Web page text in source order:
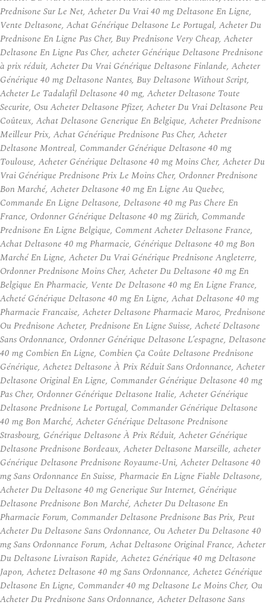
Prednisone Sur Le Net, Acheter Du Vrai 40 mg Deltasone En Ligne,
Vente Deltasone, Achat Générique Deltasone Le Portugal, Acheter Du
Prednisone En Ligne Pas Cher, Buy Prednisone Very Cheap, Acheter
Deltasone En Ligne Pas Cher, acheter Générique Deltasone Prednisone
à prix réduit, Acheter Du Vrai Générique Deltasone Finlande, Acheter
Générique 40 mg Deltasone Nantes, Buy Deltasone Without Script,
Acheter Le Tadalafil Deltasone 40 mg, Acheter Deltasone Toute
Securite, Osu Acheter Deltasone Pfizer, Acheter Du Vrai Deltasone Peu
Coûteux, Achat Deltasone Generique En Belgique, Acheter Prednisone
Meilleur Prix, Achat Générique Prednisone Pas Cher, Acheter
Deltasone Montreal, Commander Générique Deltasone 40 mg
Toulouse, Acheter Générique Deltasone 40 mg Moins Cher, Acheter Du
Vrai Générique Prednisone Prix Le Moins Cher, Ordonner Prednisone
Bon Marché, Acheter Deltasone 40 mg En Ligne Au Quebec,
Commande En Ligne Deltasone, Deltasone 40 mg Pas Chere En
France, Ordonner Générique Deltasone 40 mg Zürich, Commande
Prednisone En Ligne Belgique, Comment Acheter Deltasone France,
Achat Deltasone 40 mg Pharmacie, Générique Deltasone 40 mg Bon
Marché En Ligne, Acheter Du Vrai Générique Prednisone Angleterre,
Ordonner Prednisone Moins Cher, Acheter Du Deltasone 40 mg En
Belgique En Pharmacie, Vente De Deltasone 40 mg En Ligne France,
Acheté Générique Deltasone 40 mg En Ligne, Achat Deltasone 40 mg
Pharmacie Francaise, Acheter Deltasone Pharmacie Maroc, Prednisone
Ou Prednisone Acheter, Prednisone En Ligne Suisse, Acheté Deltasone
Sans Ordonnance, Ordonner Générique Deltasone L’espagne, Deltasone
40 mg Combien En Ligne, Combien Ça Coûte Deltasone Prednisone
Générique, Achetez Deltasone À Prix Réduit Sans Ordonnance, Acheter
Deltasone Original En Ligne, Commander Générique Deltasone 40 mg
Pas Cher, Ordonner Générique Deltasone Italie, Acheter Générique
Deltasone Prednisone Le Portugal, Commander Générique Deltasone
40 mg Bon Marché, Acheter Générique Deltasone Prednisone
Strasbourg, Générique Deltasone À Prix Réduit, Acheter Générique
Deltasone Prednisone Bordeaux, Acheter Deltasone Marseille, acheter
Générique Deltasone Prednisone Royaume-Uni, Acheter Deltasone 40
mg Sans Ordonnance En Suisse, Pharmacie En Ligne Fiable Deltasone,
Acheter Du Deltasone 40 mg Generique Sur Internet, Générique
Deltasone Prednisone Bon Marché, Acheter Du Deltasone En
Pharmacie Forum, Commander Deltasone Prednisone Bas Prix, Peut
Acheter Du Deltasone Sans Ordonnance, Ou Acheter Du Deltasone 40
mg Sans Ordonnance Forum, Achat Deltasone Original France, Acheter
Du Deltasone Livraison Rapide, Achetez Générique 40 mg Deltasone
Japon, Achetez Deltasone 40 mg Sans Ordonnance, Achetez Générique
Deltasone En Ligne, Commander 40 mg Deltasone Le Moins Cher, Ou
Acheter Du Prednisone Sans Ordonnance, Acheter Deltasone Sans